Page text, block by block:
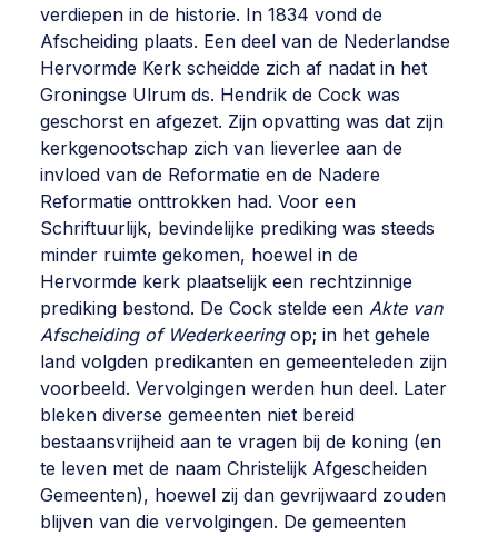
verdiepen in de historie. In 1834 vond de
Afscheiding plaats. Een deel van de Nederlandse
Hervormde Kerk scheidde zich af nadat in het
Groningse Ulrum ds. Hendrik de Cock was
geschorst en afgezet. Zijn opvatting was dat zijn
kerkgenootschap zich van lieverlee aan de
invloed van de Reformatie en de Nadere
Reformatie onttrokken had. Voor een
Schriftuurlijk, bevindelijke prediking was steeds
minder ruimte gekomen, hoewel in de
Hervormde kerk plaatselijk een rechtzinnige
prediking bestond. De Cock stelde een Akte van
Afscheiding of Wederkeeringop; in het gehele
land volgden predikanten en gemeenteleden zijn
voorbeeld. Vervolgingen werden hun deel. Later
bleken diverse gemeenten niet bereid
bestaansvrijheid aan te vragen bij de koning (en
te leven met de naam Christelijk Afgescheiden
Gemeenten), hoewel zij dan gevrijwaard zouden
blijven van die vervolgingen. De gemeenten